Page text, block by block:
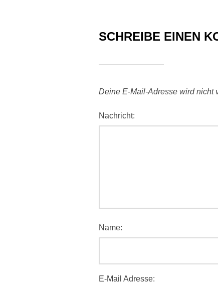
SCHREIBE EINEN
Deine E-Mail-Adresse wird nicht
Nachricht:
Name:
E-Mail Adresse: